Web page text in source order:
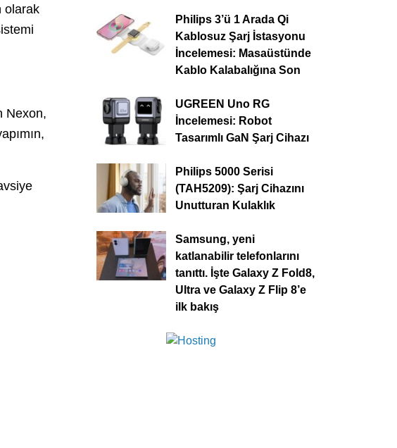
olarak
Nexon,
Philips 3’ü 1 Arada Qi
Kablosuz Şarj İstasyonu
İncelemesi: Masaüstünde
Kablo Kalabalığına Son
UGREEN Uno RG
İncelemesi: Robot
Tasarımlı GaN Şarj Cihazı
Philips 5000 Serisi
(TAH5209): Şarj Cihazını
Unutturan Kulaklık
Samsung, yeni
katlanabilir telefonlarını
tanıttı. İşte Galaxy Z Fold8,
Ultra ve Galaxy Z Flip 8’e
ilk bakış